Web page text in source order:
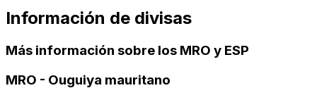
Información de divisas
Más información sobre los MRO y ESP
MRO - Ouguiya mauritano